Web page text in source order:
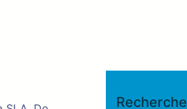
Recherche